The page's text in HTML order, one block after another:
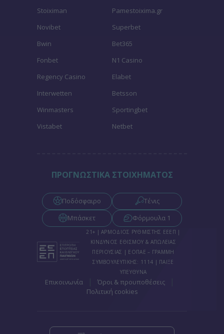
Stoiximan
Pamestoixima.gr
Novibet
Superbet
Bwin
Bet365
Fonbet
N1 Casino
Regency Casino
Elabet
Interwetten
Betsson
Winmasters
Sportingbet
Vistabet
Netbet
ΠΡΟΓΝΩΣΤΙΚΑ ΣΤΟΙΧΗΜΑΤΟΣ
Ποδόσφαιρο
Τένις
Μπάσκετ
Φόρμουλα 1
21+ | ΑΡΜΟΔΙΟΣ ΡΥΘΜΙΣΤΗΣ ΕΕΕΠ |
ΚΙΝΔΥΝΟΣ ΕΘΙΣΜΟΥ & ΑΠΩΛΕΙΑΣ
ΠΕΡΙΟΥΣΙΑΣ | ΕΟΠΑΕ – ΓΡΑΜΜΗ
ΣΥΜΒΟΥΛΕΥΤΙΚΗΣ: 1114 | ΠΑΙΞΕ
ΥΠΕΥΘΥΝΑ
Επικοινωνία Όροι & προυποθέσεις
Πολιτική cookies